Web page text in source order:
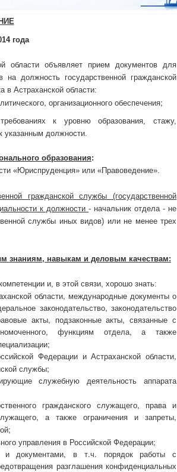
года
области объявляет прием документов для
должность государственной гражданской
в Астраханской области:
организационного обеспечения;
к уровню образования, стажу,
указанным должности.
образования:
«Юриспруденция» или «Правоведение».
гражданской службы (государственной
к должности - начальник отдела - не
службы иных видов) или не менее трех
знаниям, навыкам и деловым качествам:
и, в этой связи, хорошо знать:
области, международные документы о
законодательство, законодательство
акты, подзаконные акты, связанные с
функциям отдела, а также
Федерации и Астраханской области,
службы;
служебную деятельность аппарата
гражданского служащего, права и
а также ограничения и запреты,
управления в Российской Федерации;
и документами, в т.ч. порядок работы с
разглашения конфиденциальных